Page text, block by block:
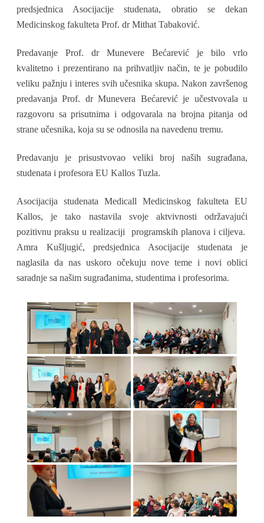
predsjednica Asocijacije studenata, obratio se dekan
Medicinskog fakulteta Prof. dr Mithat Tabaković.
Predavanje Prof. dr Munevere Bećarević je bilo vrlo
kvalitetno i prezentirano na prihvatljiv način, te je pobudilo
veliku pažnju i interes svih učesnika skupa. Nakon završenog
predavanja Prof. dr Munevera Bećarević je učestvovala u
razgovoru sa prisutnima i odgovarala na brojna pitanja od
strane učesnika, koja su se odnosila na navedenu tremu.
Predavanju je prisustvovao veliki broj naših sugrađana,
studenata i profesora EU Kallos Tuzla.
Asocijacija studenata Medicall Medicinskog fakulteta EU
Kallos, je tako nastavila svoje aktvivnosti održavajući
pozitivnu praksu u realizaciji programskih planova i ciljeva.
Amra Kušljugić, predsjednica Asocijacije studenata je
naglasila da nas uskoro očekuju nove teme i novi oblici
saradnje sa našim sugrađanima, studentima i profesorima.